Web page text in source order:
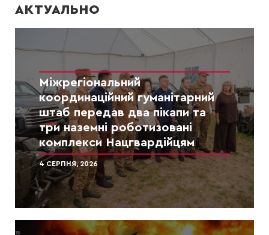
АКТУАЛЬНО
Міжрегіональний
координаційний гуманітарний
штаб передав два пікапи та
три наземні роботизовані
комплекси Нацгвардійцям
4 СЕРПНЯ, 2026